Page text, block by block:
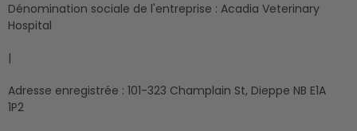
Dénomination sociale de l'entreprise : Acadia Veterinary
Hospital
|
Adresse enregistrée : 101-323 Champlain St, Dieppe NB E1A
1P2